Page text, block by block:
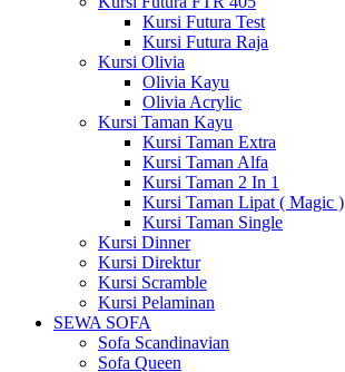
Kursi Futura Test
Kursi Futura Raja
Kursi Olivia
Olivia Kayu
Olivia Acrylic
Kursi Taman Kayu
Kursi Taman Extra
Kursi Taman Alfa
Kursi Taman 2 In 1
Kursi Taman Lipat ( Magic )
Kursi Taman Single
Kursi Dinner
Kursi Direktur
Kursi Scramble
Kursi Pelaminan
SEWA SOFA
Sofa Scandinavian
Sofa Queen